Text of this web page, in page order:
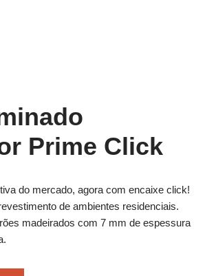
Prime Click
do mercado, agora com encaixe click!
de ambientes residenciais.
madeirados com 7 mm de espessura